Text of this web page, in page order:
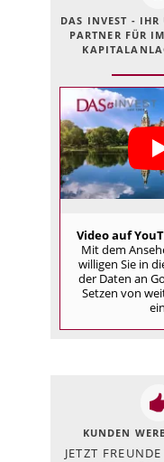
DAS INVEST - IHR
PARTNER FÜR
Video auf
Mit dem
willigen Sie in
der Daten an
Setzen von
KUNDEN
JETZT